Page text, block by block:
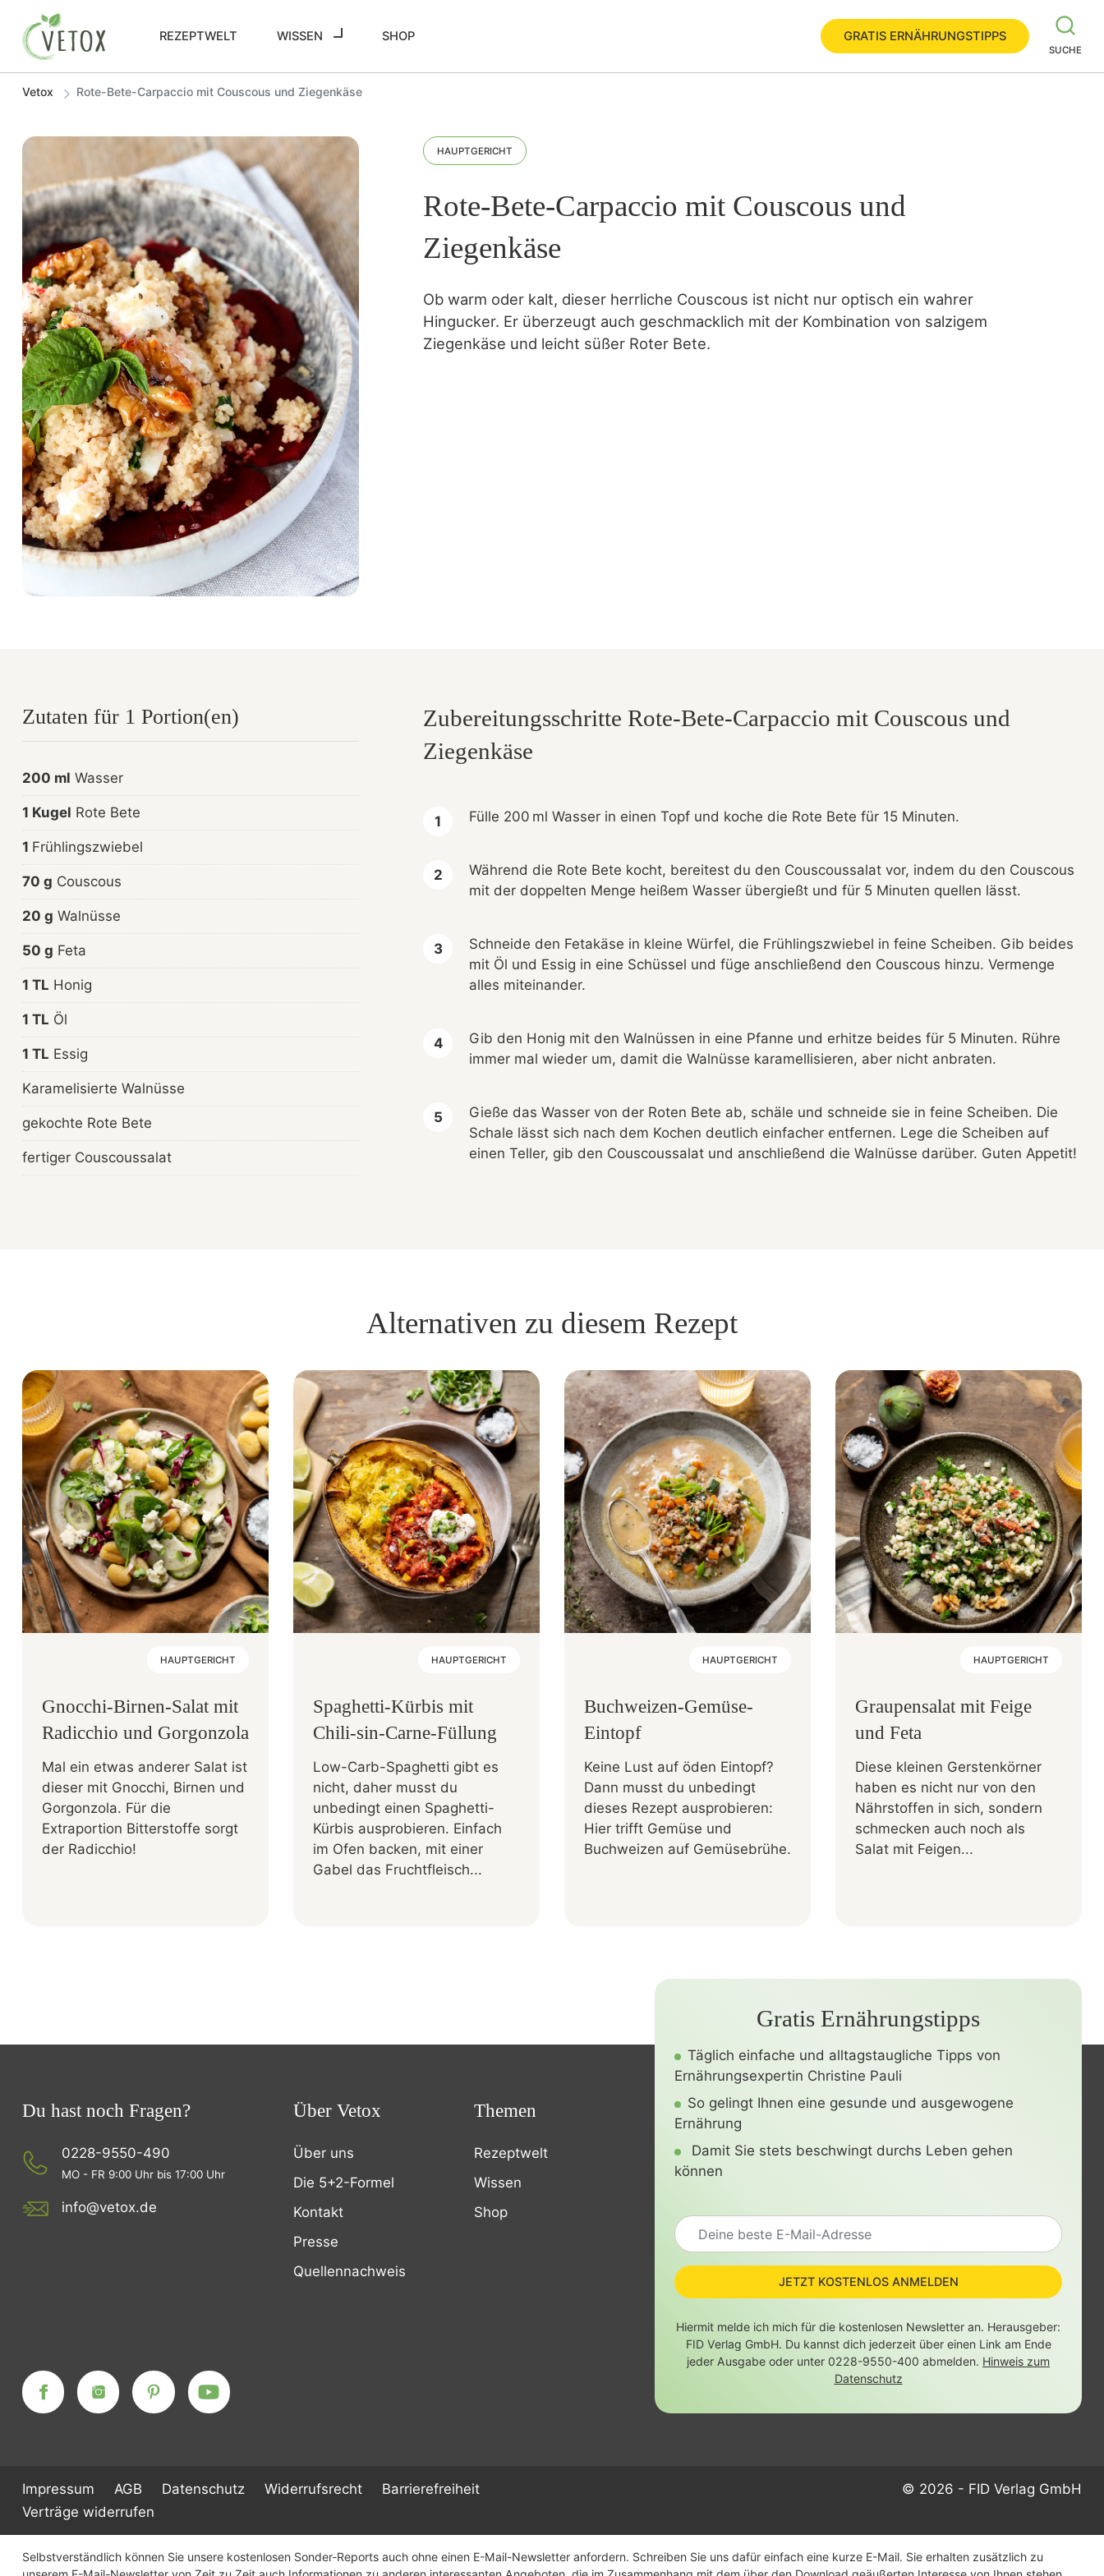
REZEPTWELT WISSEN SHOP GRATIS ERNÄHRUNGSTIPPS
SUCHE
Vetox Rote-Bete-Carpaccio mit Couscous und Ziegenkäse
HAUPTGERICHT
Rote-Bete-Carpaccio mit Couscous und
Ziegenkäse
Ob warm oder kalt, dieser herrliche Couscous ist nicht nur optisch ein wahrer
Hingucker. Er überzeugt auch geschmacklich mit der Kombination von salzigem
Ziegenkäse und leicht süßer Roter Bete.
Zutaten für 1 Portion(en)
200 ml Wasser
1 Kugel Rote Bete
1 Frühlingszwiebel
70 g Couscous
20 g Walnüsse
50 g Feta
1 TL Honig
1 TL Öl
1 TL Essig
Karamelisierte Walnüsse
gekochte Rote Bete
fertiger Couscoussalat
Zubereitungsschritte Rote-Bete-Carpaccio mit Couscous und
Ziegenkäse
Fülle 200 ml Wasser in einen Topf und koche die Rote Bete für 15 Minuten.
Während die Rote Bete kocht, bereitest du den Couscoussalat vor, indem du den Couscous
mit der doppelten Menge heißem Wasser übergießt und für 5 Minuten quellen lässt.
Schneide den Fetakäse in kleine Würfel, die Frühlingszwiebel in feine Scheiben. Gib beides
mit Öl und Essig in eine Schüssel und füge anschließend den Couscous hinzu. Vermenge
alles miteinander.
Gib den Honig mit den Walnüssen in eine Pfanne und erhitze beides für 5 Minuten. Rühre
immer mal wieder um, damit die Walnüsse karamellisieren, aber nicht anbraten.
Gieße das Wasser von der Roten Bete ab, schäle und schneide sie in feine Scheiben. Die
Schale lässt sich nach dem Kochen deutlich einfacher entfernen. Lege die Scheiben auf
einen Teller, gib den Couscoussalat und anschließend die Walnüsse darüber. Guten Appetit!
Alternativen zu diesem Rezept
HAUPTGERICHT
Gnocchi-Birnen-Salat mit
Radicchio und Gorgonzola
Mal ein etwas anderer Salat ist
dieser mit Gnocchi, Birnen und
Gorgonzola. Für die
Extraportion Bitterstoffe sorgt
der Radicchio!
HAUPTGERICHT
Spaghetti-Kürbis mit
Chili-sin-Carne-Füllung
Low-Carb-Spaghetti gibt es
nicht, daher musst du
unbedingt einen Spaghetti-
Kürbis ausprobieren. Einfach
im Ofen backen, mit einer
Gabel das Fruchtfleisch...
HAUPTGERICHT
Buchweizen-Gemüse-
Eintopf
Keine Lust auf öden Eintopf?
Dann musst du unbedingt
dieses Rezept ausprobieren:
Hier trifft Gemüse und
Buchweizen auf Gemüsebrühe.
HAUPTGERICHT
Graupensalat mit Feige
und Feta
Diese kleinen Gerstenkörner
haben es nicht nur von den
Nährstoffen in sich, sondern
schmecken auch noch als
Salat mit Feigen...
Du hast noch Fragen?
0228-9550-490
MO - FR 9:00 Uhr bis 17:00 Uhr
info@vetox.de
Über Vetox
Über uns
Die 5+2-Formel
Kontakt
Presse
Quellennachweis
Themen
Rezeptwelt
Wissen
Shop
Gratis Ernährungstipps
Täglich einfache und alltagstaugliche Tipps von
Ernährungsexpertin Christine Pauli
So gelingt Ihnen eine gesunde und ausgewogene
Ernährung
Damit Sie stets beschwingt durchs Leben gehen
können
JETZT KOSTENLOS ANMELDEN
Hiermit melde ich mich für die kostenlosen Newsletter an. Herausgeber:
FID Verlag GmbH. Du kannst dich jederzeit über einen Link am Ende
jeder Ausgabe oder unter 0228-9550-400 abmelden. Hinweis zum
Datenschutz
Impressum AGB Datenschutz Widerrufsrecht
Barrierefreiheit
Verträge widerrufen
© 2026 - FID Verlag GmbH
Selbstverständlich können Sie unsere kostenlosen Sonder-Reports auch ohne einen E-Mail-Newsletter anfordern. Schreiben Sie uns dafür einfach eine kurze E-Mail. Sie erhalten zusätzlich zu